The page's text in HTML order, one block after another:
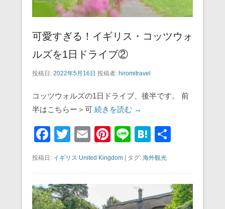
可愛すぎる！イギリス・コッツウォ
ルズを1日ドライブ②
投稿日: 2022年5月16日 投稿者: hiromitravel
コッツウォルズの1日ドライブ、後半です。 前
半はこちらー＞可 続きを読む →
F
c
e
b
T
tt
er
E
Pi
st
Li
e
H
at
e
a
投稿日: イギリス United Kingdom | タグ: 海外観光